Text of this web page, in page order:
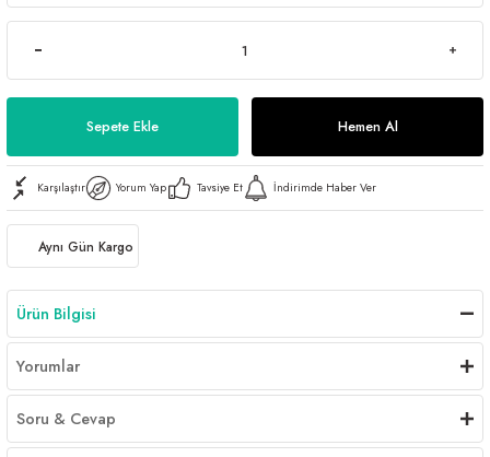
Sepete Ekle Hemen Al
Karşılaştır Yorum Yap Tavsiye Et İndirimde Haber Ver
Aynı Gün Kargo
Ürün Bilgisi
Yorumlar
Soru & Cevap